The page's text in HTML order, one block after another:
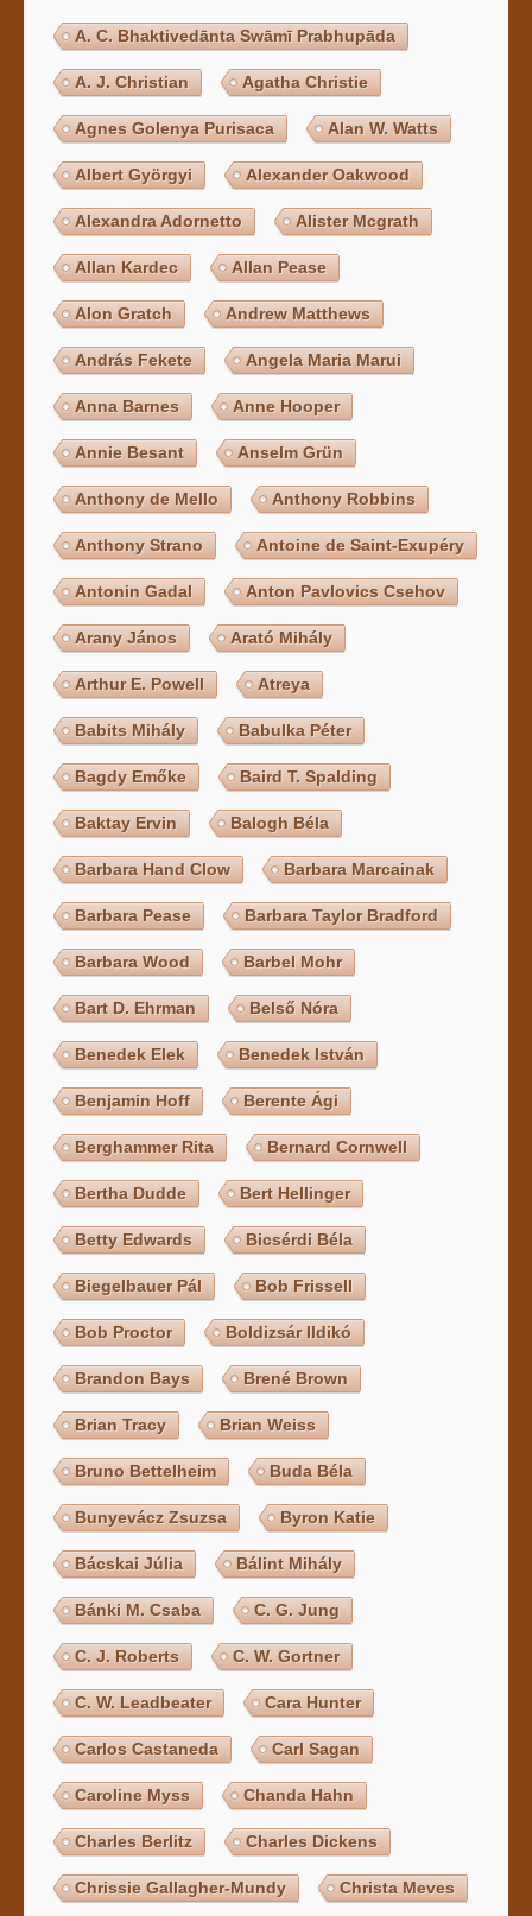
A. C. Bhaktivedānta Swāmī Prabhupāda
A. J. Christian Agatha Christie
Agnes Golenya Purisaca Alan W. Watts
Albert Györgyi Alexander Oakwood
Alexandra Adornetto Alister Mcgrath
Allan Kardec Allan Pease
Alon Gratch Andrew Matthews
András Fekete Angela Maria Marui
Anna Barnes Anne Hooper
Annie Besant Anselm Grün
Anthony de Mello Anthony Robbins
Anthony Strano Antoine de Saint-Exupéry
Antonin Gadal Anton Pavlovics Csehov
Arany János Arató Mihály
Arthur E. Powell Atreya
Babits Mihály Babulka Péter
Bagdy Emőke Baird T. Spalding
Baktay Ervin Balogh Béla
Barbara Hand Clow Barbara Marcainak
Barbara Pease Barbara Taylor Bradford
Barbara Wood Barbel Mohr
Bart D. Ehrman Belső Nóra
Benedek Elek Benedek István
Benjamin Hoff Berente Ági
Berghammer Rita Bernard Cornwell
Bertha Dudde Bert Hellinger
Betty Edwards Bicsérdi Béla
Biegelbauer Pál Bob Frissell
Bob Proctor Boldizsár Ildikó
Brandon Bays Brené Brown
Brian Tracy Brian Weiss
Bruno Bettelheim Buda Béla
Bunyevácz Zsuzsa Byron Katie
Bácskai Júlia Bálint Mihály
Bánki M. Csaba C. G. Jung
C. J. Roberts C. W. Gortner
C. W. Leadbeater Cara Hunter
Carlos Castaneda Carl Sagan
Caroline Myss Chanda Hahn
Charles Berlitz Charles Dickens
Chrissie Gallagher-Mundy Christa Meves